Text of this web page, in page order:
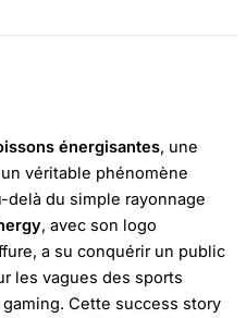
énergisantes, une
véritable phénomène
du simple rayonnage
, avec son logo
a su conquérir un public
les vagues des sports
Cette success story